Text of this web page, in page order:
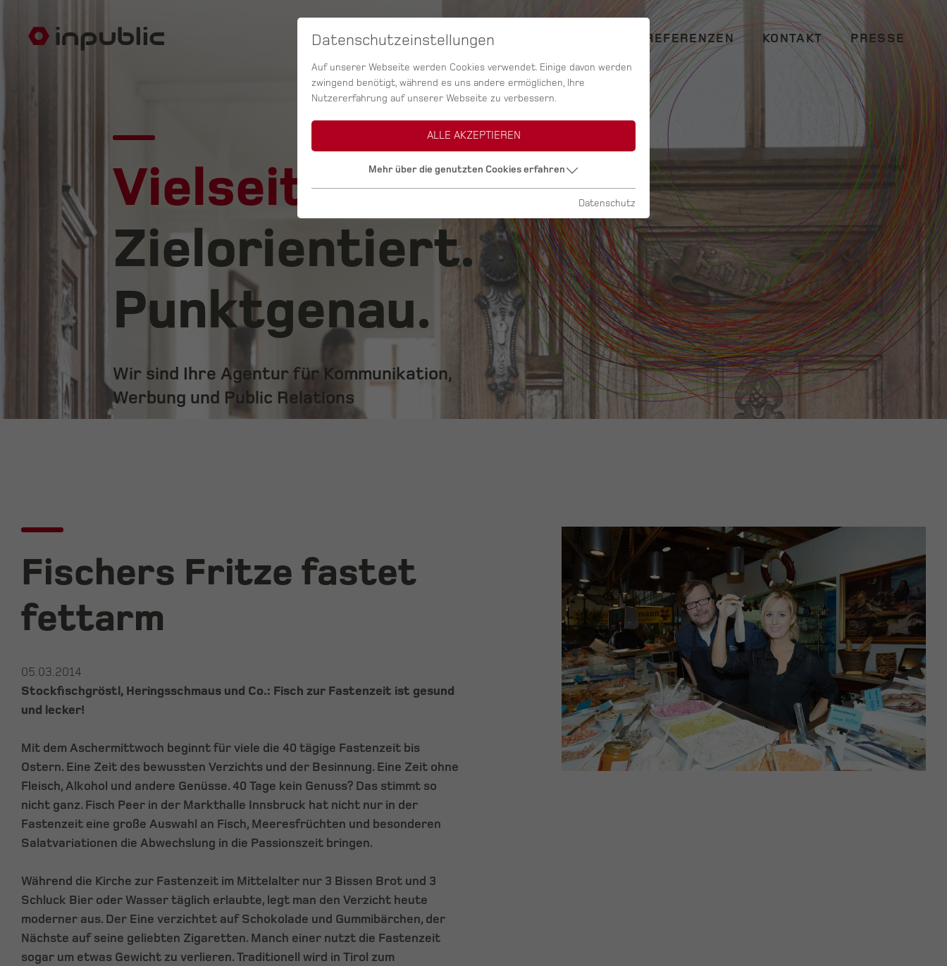
SERVICES AGENTUR REFERENZEN KONTAKT PRESSE
Vielseitig.
Zielorientiert.
Punktgenau.
Wir sind Ihre Agentur für Kommunikation,
Werbung und Public Relations
Fischers Fritze fastet
fettarm
05.03.2014
Stockfischgröstl, Heringsschmaus und Co.: Fisch zur Fastenzeit ist gesund
und lecker!
Mit dem Aschermittwoch beginnt für viele die 40 tägige Fastenzeit bis
Ostern. Eine Zeit des bewussten Verzichts und der Besinnung. Eine Zeit ohne
Fleisch, Alkohol und andere Genüsse. 40 Tage kein Genuss? Das stimmt so
nicht ganz. Fisch Peer in der Markthalle Innsbruck hat nicht nur in der
Fastenzeit eine große Auswahl an Fisch, Meeresfrüchten und besonderen
Salatvariationen die Abwechslung in die Passionszeit bringen.
Während die Kirche zur Fastenzeit im Mittelalter nur 3 Bissen Brot und 3
Schluck Bier oder Wasser täglich erlaubte, legt man den Verzicht heute
moderner aus. Der Eine verzichtet auf Schokolade und Gummibärchen, der
Nächste auf seine geliebten Zigaretten. Manch einer nutzt die Fastenzeit
sogar um etwas Gewicht zu verlieren. Traditionell wird in Tirol zum
Datenschutzeinstellungen
Auf unserer Webseite werden Cookies verwendet. Einige davon werden
zwingend benötigt, während es uns andere ermöglichen, Ihre
Nutzererfahrung auf unserer Webseite zu verbessern.
ALLE AKZEPTIEREN
Mehr über die genutzten Cookies erfahren
Datenschutz